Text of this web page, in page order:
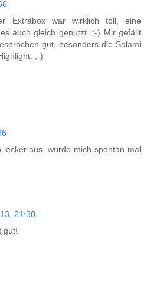
Extrabox war wirklich toll, eine
auch gleich genutzt. :-) Mir gefällt
gut, besonders die Salami
;-)
lecker aus. würde mich spontan mal
21:30
gut!